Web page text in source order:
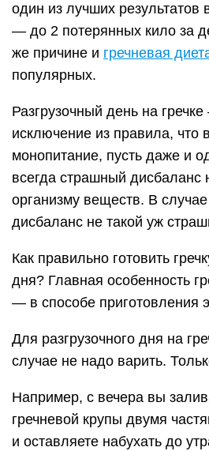
один из лучших результатов
— до 2 потерянных кило за
же причине и гречневая
популярных.
Разгрузочный день на
исключение из правила, что
монопитание, пусть даже и
всегда страшный дисбаланс
организму веществ. В
дисбаланс не такой уж
Как правильно готовить
дня? Главная особенность
— в способе приготовления
Для разгрузочного дня на
случае не надо варить.
Например, с вечера вы
гречневой крупы двумя
и оставляете набухать до